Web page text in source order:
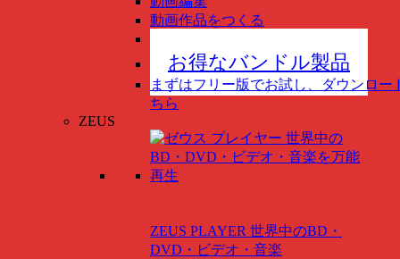
動画作品をつくる
お得なバンドル製品
まずはフリー版でお試し、ダウンロー
ちら
ZEUS
ZEUS PLAYER 世界中のBD・
DVD・ビデオ・音楽